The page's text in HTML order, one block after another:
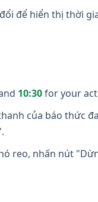
để hiển thị thời
10:30for your
của báo thức
reo, nhấn nút